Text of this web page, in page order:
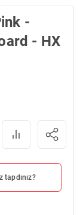
-
- HX
tapdınız?